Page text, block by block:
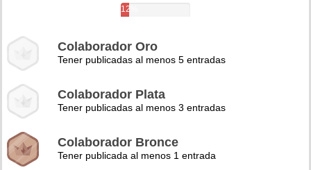
12%
Colaborador Oro
Tener publicadas al menos 5 entradas
Colaborador Plata
Tener publicadas al menos 3 entradas
Colaborador Bronce
Tener publicada al menos 1 entrada